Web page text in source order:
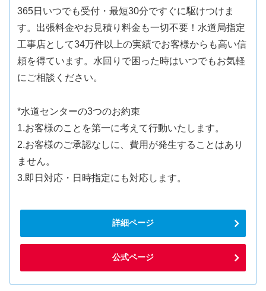
365日いつでも受付・最短30分ですぐに駆けつけま
す。出張料金やお見積り料金も一切不要！水道局指定
工事店として34万件以上の実績でお客様からも高い信
頼を得ています。水回りで困った時はいつでもお気軽
にご相談ください。
*水道センターの3つのお約束
1.お客様のことを第一に考えて行動いたします。
2.お客様のご承認なしに、費用が発生することはあり
ません。
3.即日対応・日時指定にも対応します。
詳細ページ
公式ページ